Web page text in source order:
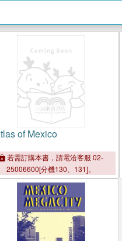
of Mexico
若需訂購本書，請電洽客服 02-
25006600[分機130、131]。